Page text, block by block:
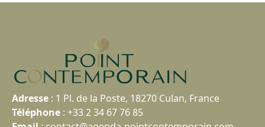
Adresse : 1 Pl. de la Poste, 18270 Culan, France
Téléphone : +33 2 34 67 76 85